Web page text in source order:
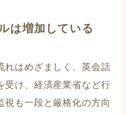
は増加している
れはめざましく、英会話
受け、経済産業省など行
視も一段と厳格化の方向